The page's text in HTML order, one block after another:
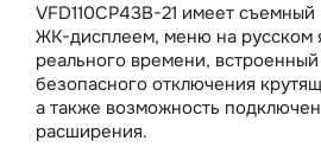
VFD110CP43B-21 имеет
ЖК-дисплеем, меню на русском
реального времени,
безопасного отключения
а также возможность
расширения.